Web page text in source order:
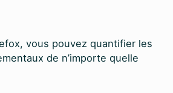
vous pouvez quantifier les
de n’importe quelle